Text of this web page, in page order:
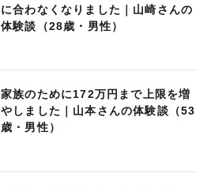
に合わなくなりました｜山崎さんの
体験談（28歳・男性）
家族のために172万円まで上限を増
やしました｜山本さんの体験談（53
歳・男性）